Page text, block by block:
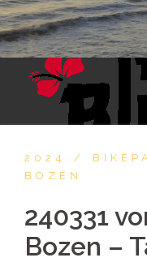
2024
BOZEN
240331
Bozen –